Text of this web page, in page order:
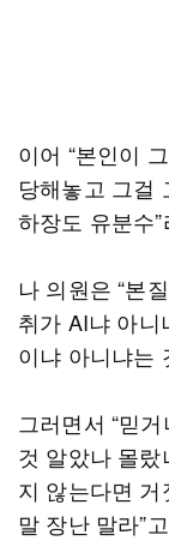
이어 “본인이
당해놓고 그걸
하장도 유분수
나 의원은 “본
취가 AI냐 아
이냐 아니냐는
그러면서 “믿
것 알았나 몰
지 않는다면
말 장난 말라”